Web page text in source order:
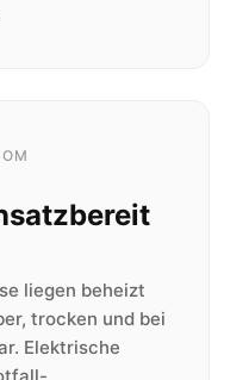
liegen beheizt
trocken und bei
Elektrische